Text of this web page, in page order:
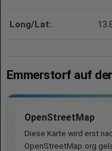
Long/Lat:
Emmerstorf auf
OpenStreetMap
Diese Karte wird erst
OpenStreetMap.org